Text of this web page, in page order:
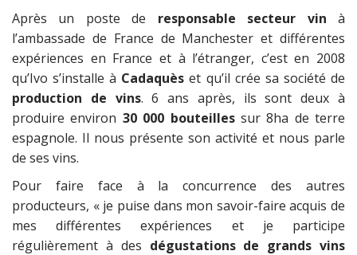
Après un poste de responsable secteur vin à
l’ambassade de France de Manchester et différentes
expériences en France et à l’étranger, c’est en 2008
qu’Ivo s’installe à Cadaquès et qu’il crée sa société de
production de vins. 6 ans après, ils sont deux à
produire environ 30 000 bouteillessur 8ha de terre
espagnole. Il nous présente son activité et nous parle
de ses vins.
Pour faire face à la concurrence des autres
producteurs, « je puise dans mon savoir-faire acquis de
mes différentes expériences et je participe
régulièrement à des dégustations de grands vins